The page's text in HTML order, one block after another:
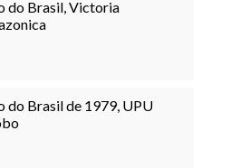
do Brasil, Victoria
do Brasil de 1979, UPU